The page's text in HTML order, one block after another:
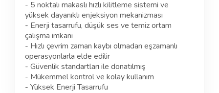
- 5 noktalı makaslı hızlı kilitleme sistemi ve
yüksek dayanıklı enjeksiyon mekanizması
- Enerji tasarrufu, düşük ses ve temiz ortam
çalışma imkanı
- Hızlı çevrim zaman kaybı olmadan eşzamanlı
operasyonlarla elde edilir
- Güvenlik standartları ile donatılmış
- Mükemmel kontrol ve kolay kullanım
- Yüksek Enerji Tasarrufu